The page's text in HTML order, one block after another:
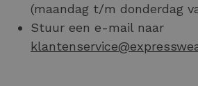
(maandag t/m donderdag
Stuur een e-mail naar